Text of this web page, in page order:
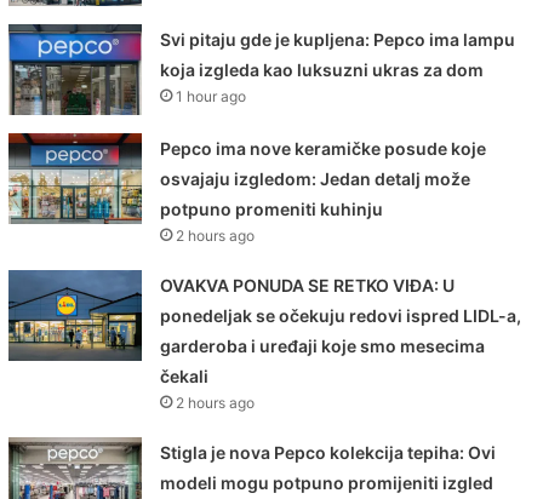
Svi pitaju gde je kupljena: Pepco ima lampu
koja izgleda kao luksuzni ukras za dom
1 hour ago
Pepco ima nove keramičke posude koje
osvajaju izgledom: Jedan detalj može
potpuno promeniti kuhinju
2 hours ago
OVAKVA PONUDA SE RETKO VIĐA: U
ponedeljak se očekuju redovi ispred LIDL-a,
garderoba i uređaji koje smo mesecima
čekali
2 hours ago
Stigla je nova Pepco kolekcija tepiha: Ovi
modeli mogu potpuno promijeniti izgled